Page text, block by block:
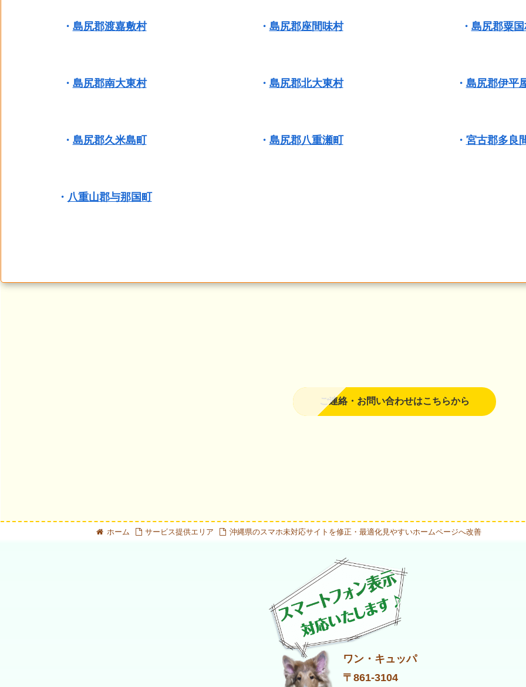
・ 島尻郡渡嘉敷村 ・ 島尻郡座間味村 ・ 島尻郡粟
・ 島尻郡南大東村 ・ 島尻郡北大東村 ・ 島尻郡伊平
・ 島尻郡久米島町 ・ 島尻郡八重瀬町 ・ 宮古郡多良
・ 八重山郡与那国町
ご連絡・お問い合わせはこちらから
ホーム サービス提供エリア 沖縄県のスマホ未対応サイトを修正・最適化見やすいホームページへ改善
ワン・キュッパ
〒861-3104